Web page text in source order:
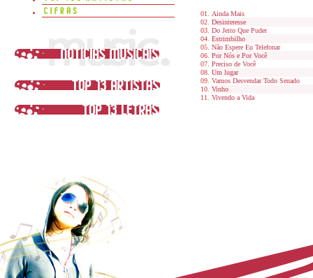
Ainda Mais
Desinteresse
Do Jeito Que Puder
Estrimbilho
Não Espere Eu Telefonar
Por Nós e Por Você
Preciso de Você
Um lugar
Vamos Desvendar Todo Senado
Vinho
Vivendo a Vida